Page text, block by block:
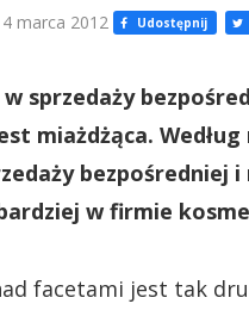
marca 2012 Udostępnij
sprzedaży
miażdżąca.
bezpośredniej
w firmie
facetami jest tak